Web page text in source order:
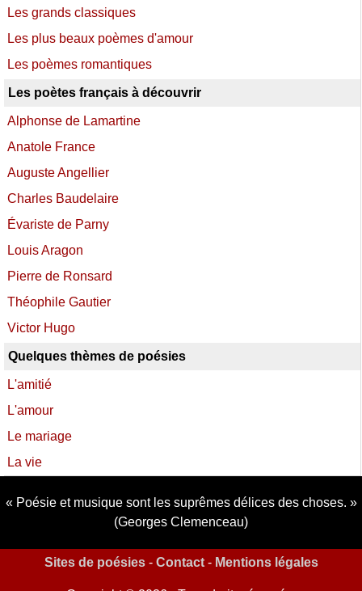
Les grands classiques
Les plus beaux poèmes d'amour
Les poèmes romantiques
Les poètes français à découvrir
Alphonse de Lamartine
Anatole France
Auguste Angellier
Charles Baudelaire
Évariste de Parny
Louis Aragon
Pierre de Ronsard
Théophile Gautier
Victor Hugo
Quelques thèmes de poésies
L'amitié
L'amour
Le mariage
La vie
Poésie et musique sont les suprêmes délices des choses.
(Georges Clemenceau)
Sites de poésies- Contact- Mentions légales